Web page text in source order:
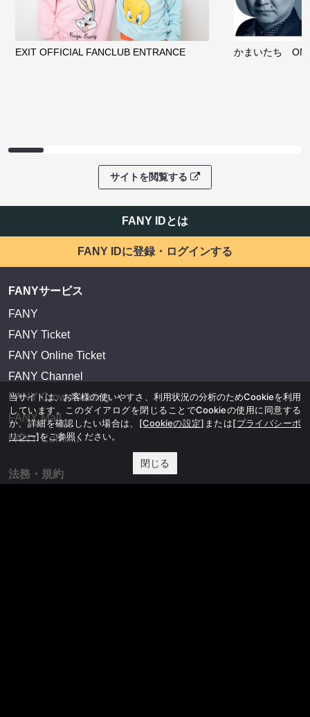
EXIT OFFICIAL FANCLUB ENTRANCE かまいたち
サイトを閲覧する
FANY IDとは
FANY IDに登録・ログインする
FANYサービス
FANY
FANY Ticket
FANY Online Ticket
FANY Channel
FANY Crowdfunding
FANY Mall
FANY Commu
法務・規約
当サイトは、お客様の使いやすさ、利用状況の分析のためCookieを利用
しています。このダイアログを閉じることでCookieの使用に同意する
か、詳細を確認したい場合は、 [Cookieの設定] または[プライバシーポ
リシー]をご参照ください。
閉じる